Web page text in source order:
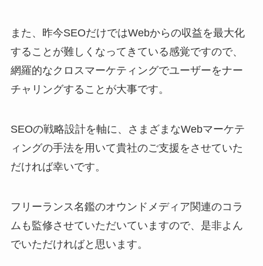
また、昨今SEOだけではWebからの収益を最大化
することが難しくなってきている感覚ですので、
網羅的なクロスマーケティングでユーザーをナー
チャリングすることが大事です。
SEOの戦略設計を軸に、さまざまなWebマーケテ
ィングの手法を用いて貴社のご支援をさせていた
だければ幸いです。
フリーランス名鑑のオウンドメディア関連のコラ
ムも監修させていただいていますので、是非よん
でいただければと思います。